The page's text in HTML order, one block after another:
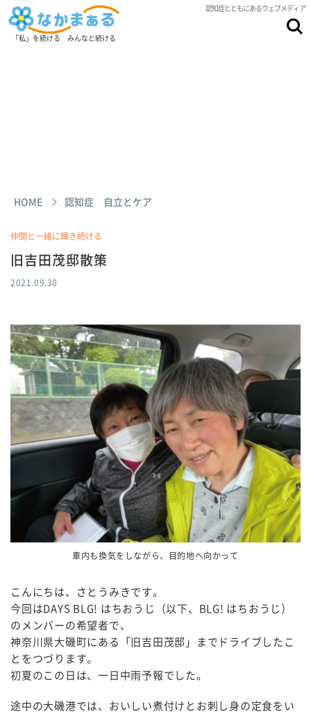
認知症とともにあるウェブメディア
「私」を続ける みんなと続ける
HOME 認知症 自立とケア
仲間と一緒に輝き続ける
旧吉田茂邸散策
2021.09.30
車内も換気をしながら、目的地へ向かって
こんにちは、さとうみきです。
今回はDAYS BLG! はちおうじ（以下、BLG! はちおうじ）
のメンバーの希望者で、
神奈川県大磯町にある「旧吉田茂邸」までドライブしたこ
とをつづります。
初夏のこの日は、一日中雨予報でした。
途中の大磯港では、おいしい煮付けとお刺し身の定食をい